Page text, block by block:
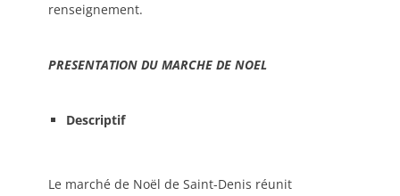
renseignement.
PRESENTATION DU MARCHE DE NOEL
Descriptif
Le marché de Noël de Saint-Denis réunit